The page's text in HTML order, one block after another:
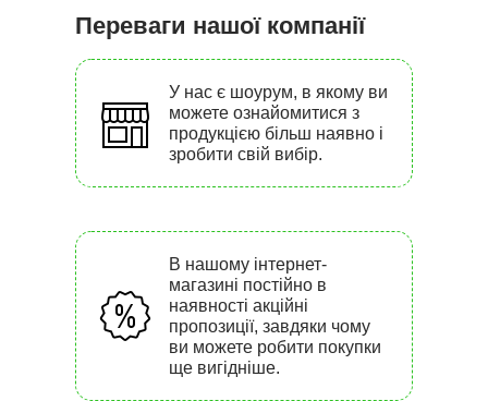
Переваги нашої компанії
У нас є шоурум, в якому ви
можете ознайомитися з
продукцією більш наявно і
зробити свій вибір.
В нашому інтернет-
магазині постійно в
наявності акційні
пропозиції, завдяки чому
ви можете робити покупки
ще вигідніше.